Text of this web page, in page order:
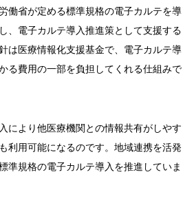
働省が定める標準規格の電子カルテを導
、電子カルテ導入推進策として支援する
は医療情報化支援基金で、電子カルテ導
る費用の一部を負担してくれる仕組みで
により他医療機関との情報共有がしやす
利用可能になるのです。地域連携を活発
準規格の電子カルテ導入を推進していま